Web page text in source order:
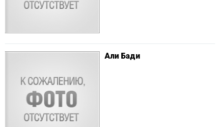
Али Бади